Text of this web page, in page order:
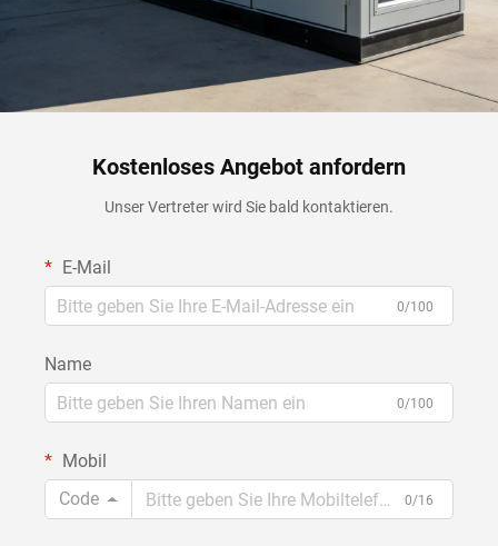
Kostenloses Angebot anfordern
Unser Vertreter wird Sie bald kontaktieren.
E-Mail
0/100
Name
0/100
Mobil
Code
0/16